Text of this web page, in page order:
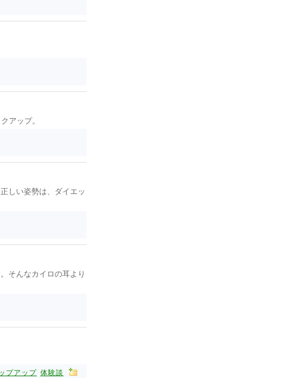
アップ。
しい姿勢は、ダイエッ
そんなカイロの耳より
プアップ 体験談